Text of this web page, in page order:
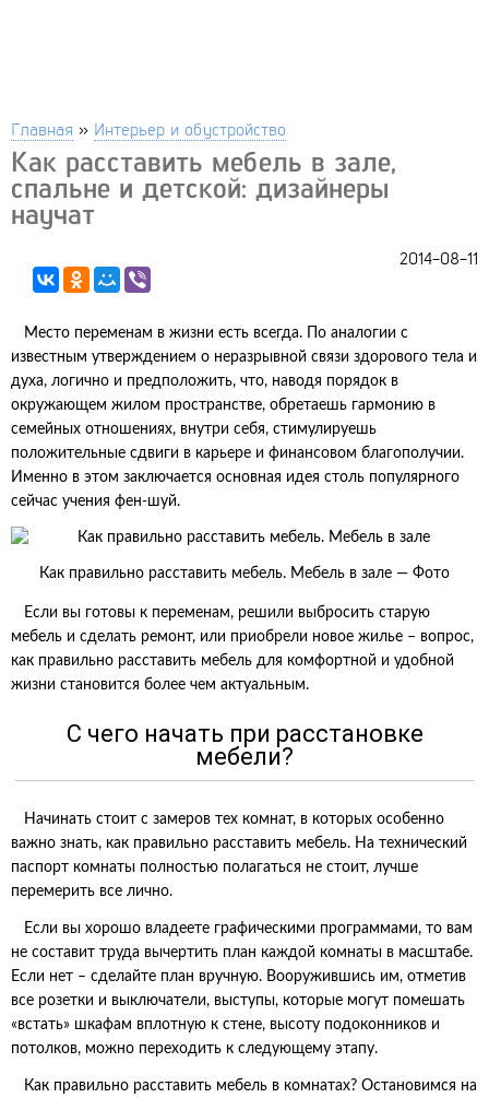
Главная » Интерьер и обустройство
Как расставить мебель в зале,
спальне и детской: дизайнеры
научат
2014-08-11
Место переменам в жизни есть всегда. По аналогии с
известным утверждением о неразрывной связи здорового тела и
духа, логично и предположить, что, наводя порядок в
окружающем жилом пространстве, обретаешь гармонию в
семейных отношениях, внутри себя, стимулируешь
положительные сдвиги в карьере и финансовом благополучии.
Именно в этом заключается основная идея столь популярного
сейчас учения фен-шуй.
Как правильно расставить мебель. Мебель в зале — Фото
Если вы готовы к переменам, решили выбросить старую
мебель и сделать ремонт, или приобрели новое жилье – вопрос,
как правильно расставить мебель для комфортной и удобной
жизни становится более чем актуальным.
С чего начать при расстановке
мебели?
Начинать стоит с замеров тех комнат, в которых особенно
важно знать, как правильно расставить мебель. На технический
паспорт комнаты полностью полагаться не стоит, лучше
перемерить все лично.
Если вы хорошо владеете графическими программами, то вам
не составит труда вычертить план каждой комнаты в масштабе.
Если нет – сделайте план вручную. Вооружившись им, отметив
все розетки и выключатели, выступы, которые могут помешать
«встать» шкафам вплотную к стене, высоту подоконников и
потолков, можно переходить к следующему этапу.
Как правильно расставить мебель в комнатах? Остановимся на